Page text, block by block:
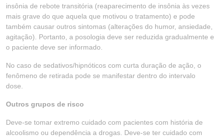
insônia de rebote transitória (reaparecimento de insônia às vezes
mais grave do que aquela que motivou o tratamento) e pode
também causar outros sintomas (alterações do humor, ansiedade,
agitação). Portanto, a posologia deve ser reduzida gradualmente e
o paciente deve ser informado.
No caso de sedativos/hipnóticos com curta duração de ação, o
fenômeno de retirada pode se manifestar dentro do intervalo
dose.
Outros grupos de risco
Deve-se tomar extremo cuidado com pacientes com história de
alcoolismo ou dependência a drogas. Deve-se ter cuidado com